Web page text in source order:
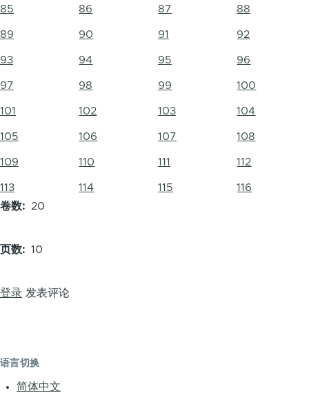
85 86 87 88
89 90 91 92
93 94 95 96
97 98 99 100
101 102 103 104
105 106 107 108
109 110 111 112
113 114 115
116
卷数
20
页数 10
登录 发表评论
语言切换
简体中文